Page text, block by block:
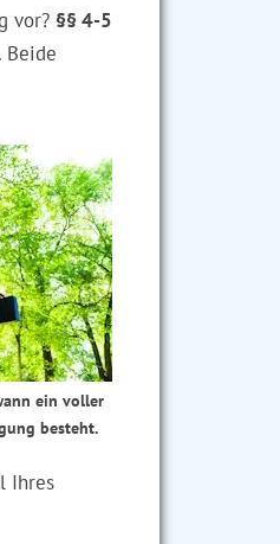
vor? §§ 4-5
Beide
ein voller
besteht.
Ihres